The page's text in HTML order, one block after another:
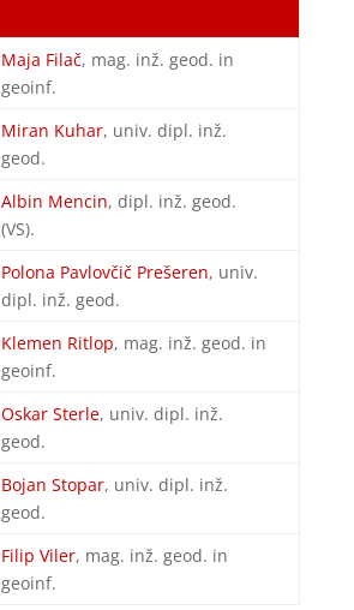
Maja Filač, mag. inž. geod. in
geoinf.
Miran Kuhar, univ. dipl. inž.
geod.
Albin Mencin, dipl. inž. geod.
(VS).
Polona Pavlovčič Prešeren, univ.
dipl. inž. geod.
Klemen Ritlop, mag. inž. geod. in
geoinf.
Oskar Sterle, univ. dipl. inž.
geod.
Bojan Stopar, univ. dipl. inž.
geod.
Filip Viler, mag. inž. geod. in
geoinf.